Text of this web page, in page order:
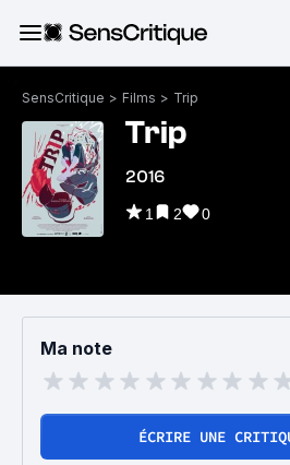
SensCritique > Films > Trip
Trip
2016
1 2 0
Ma note
ÉCRIRE UNE